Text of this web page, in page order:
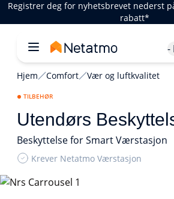
Registrer deg for nyhetsbrevet nederst
rabatt*
-
Hjem Comfort Vær og luftkvalitet
TILBEHØR
Utendørs
Beskyttelse for Smart Værstasjon
Krever Netatmo Værstasjon